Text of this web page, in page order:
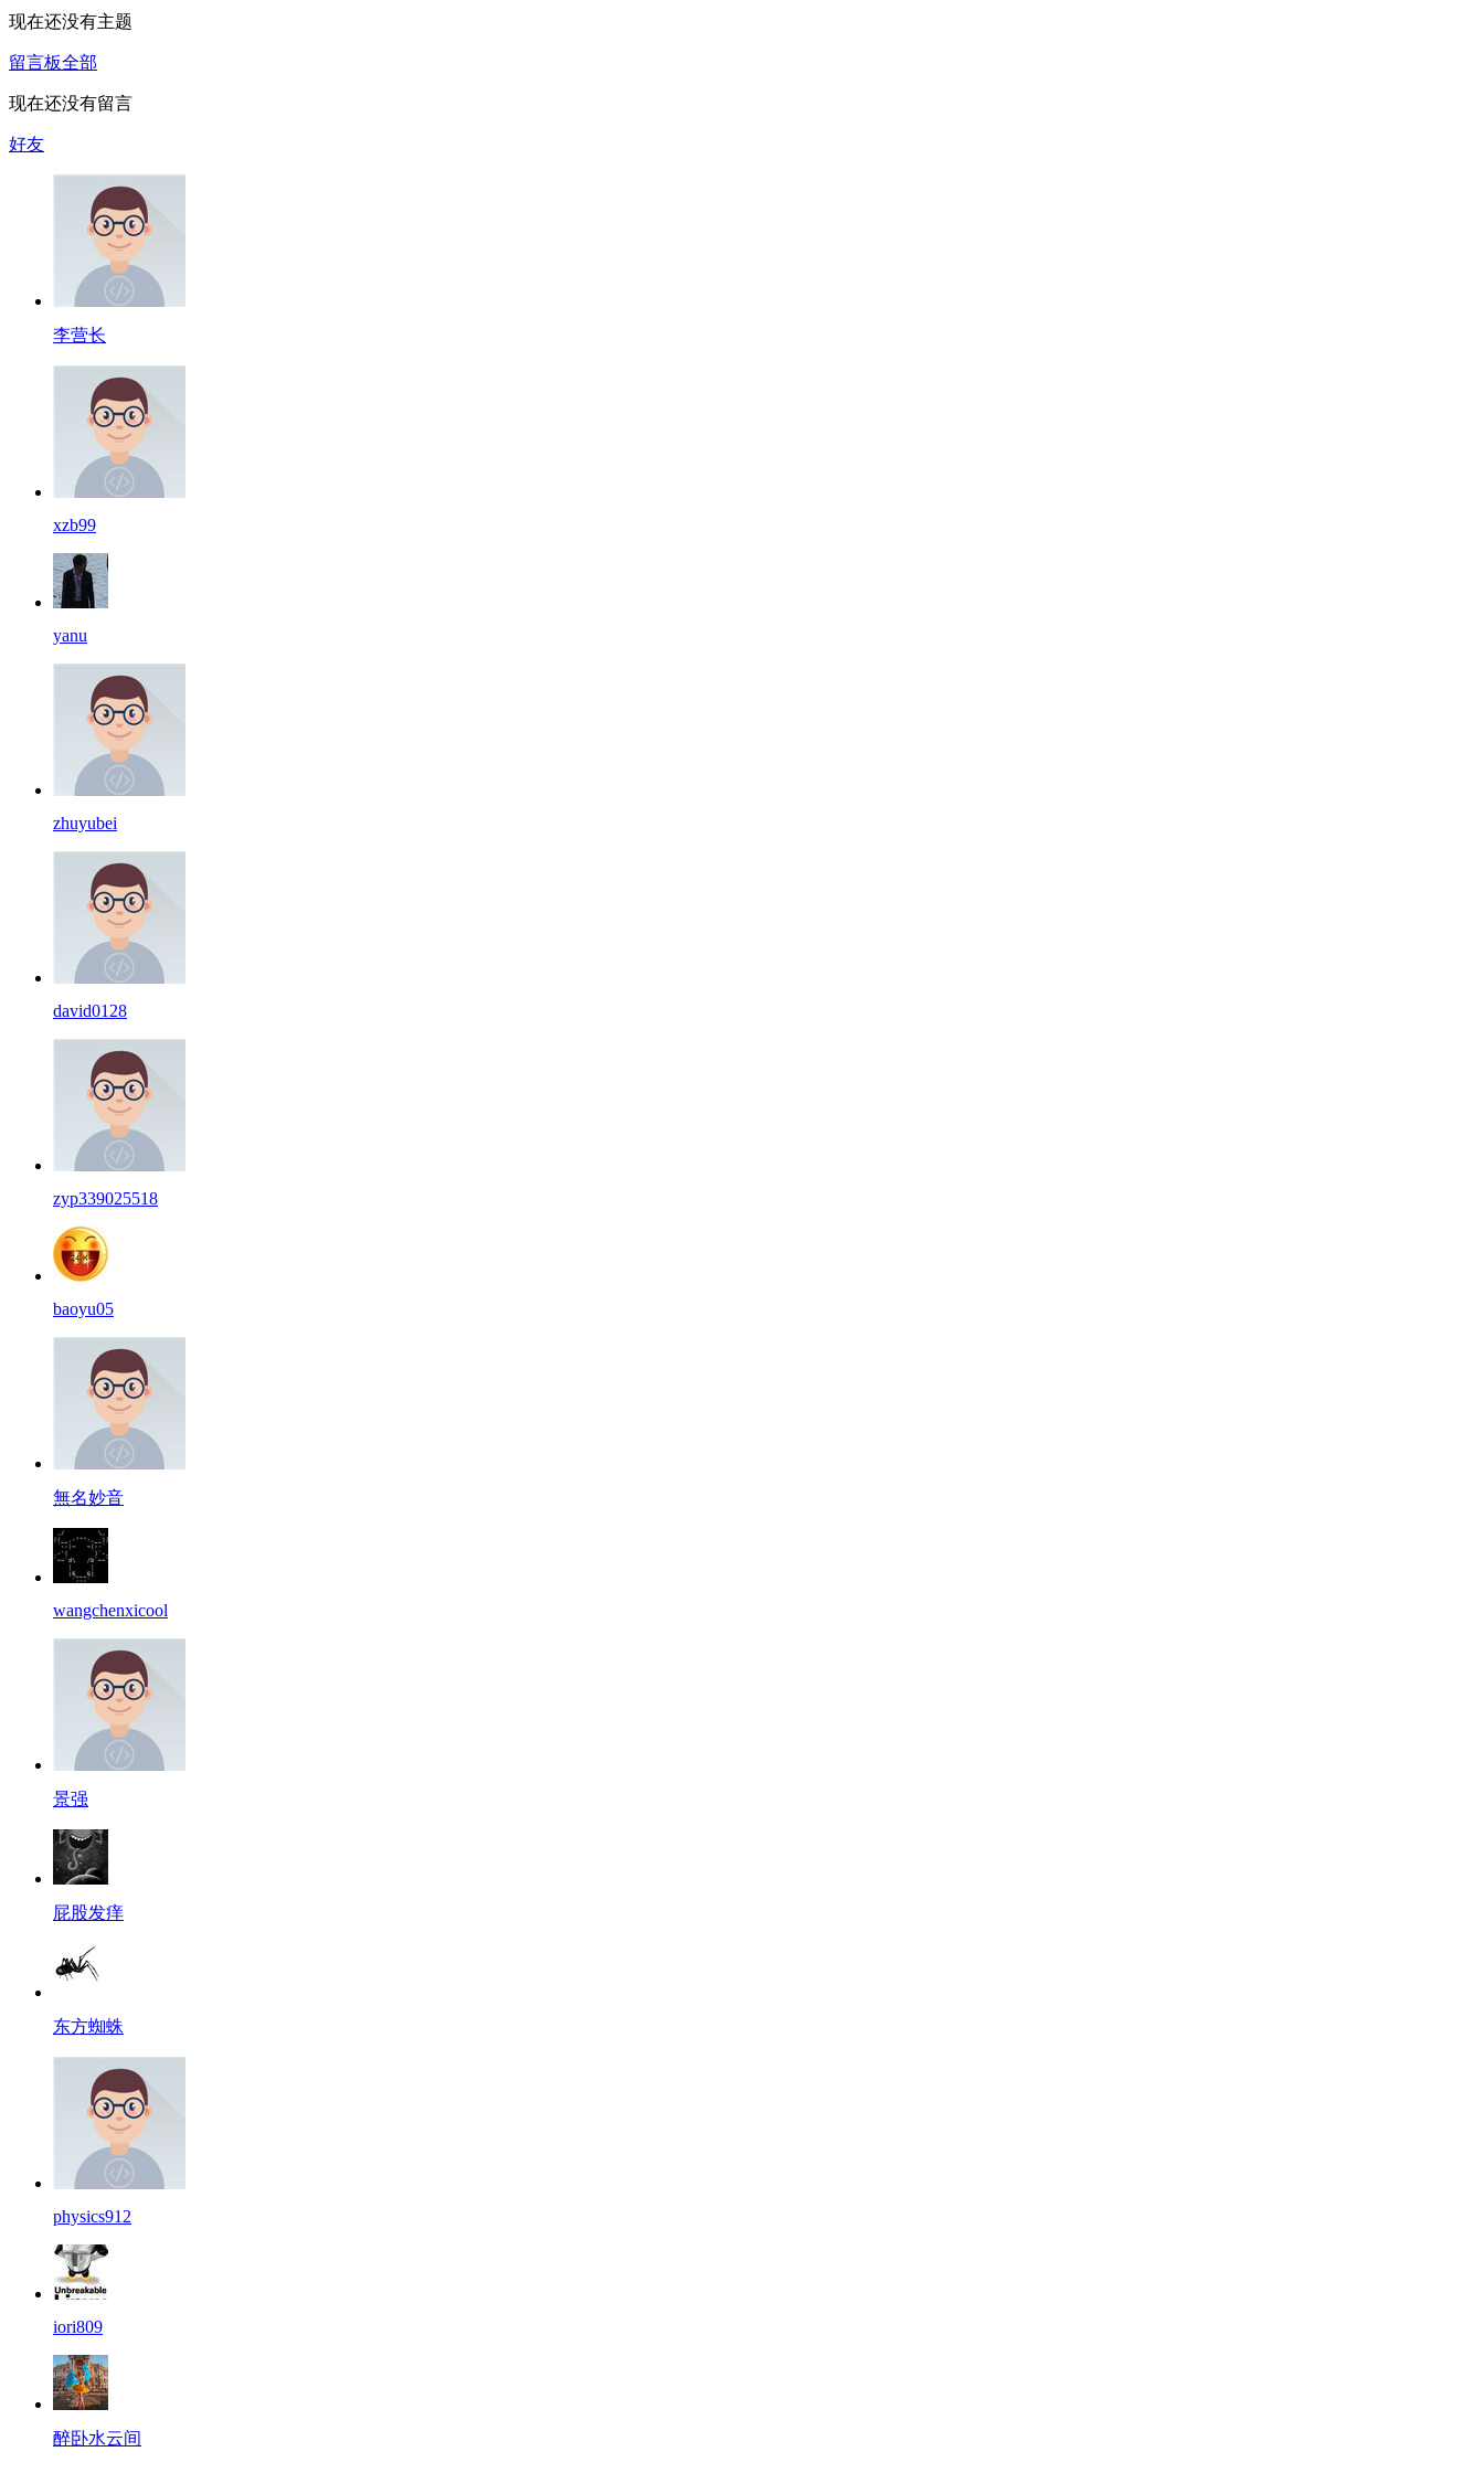
现在还没有主题
留言板全部
现在还没有留言
好友
李营长
xzb99
yanu
zhuyubei
david0128
zyp339025518
baoyu05
無名妙音
wangchenxicool
景强
屁股发痒
东方蜘蛛
physics912
iori809
醉卧水云间